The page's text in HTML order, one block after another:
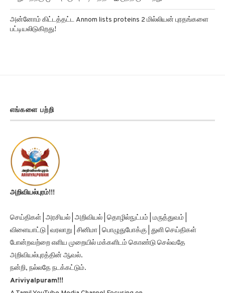
அன்னோம் கிட்டத்தட்ட Annom lists proteins 2 மில்லியன் புரதங்களை
பட்டியலிடுகிறது!
அறிவியல்புரம்!!!
விளையாட்டு | வரலாறு | சினிமா | பொழுதுபோக்கு | துளி செய்திகள்
போன்றவற்றை எளிய முறையில் மக்களிடம் கொண்டு செல்வதே
அறிவியல்புரத்தின் ஆவல்.
நன்றி, நல்லதே நடக்கட்டும்.
Ariviyalpuram!!!
A Tamil YouTube Media Channel Focusing on,